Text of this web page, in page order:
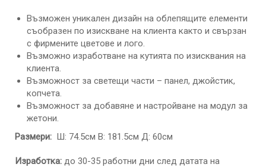
Възможен уникален дизайн на облепящите елементи
съобразен по изискване на клиента както и свързан
с фирмените цветове и лого.
Възможно изработване на кутията по изисквания на
клиента.
Възможност за светещи части – панел, джойстик,
копчета.
Възможност за добавяне и настройване на модул за
жетони.
Размери: Ш: 74.5см В: 181.5см Д: 60см
Изработка: до 30-35 работни дни след датата на